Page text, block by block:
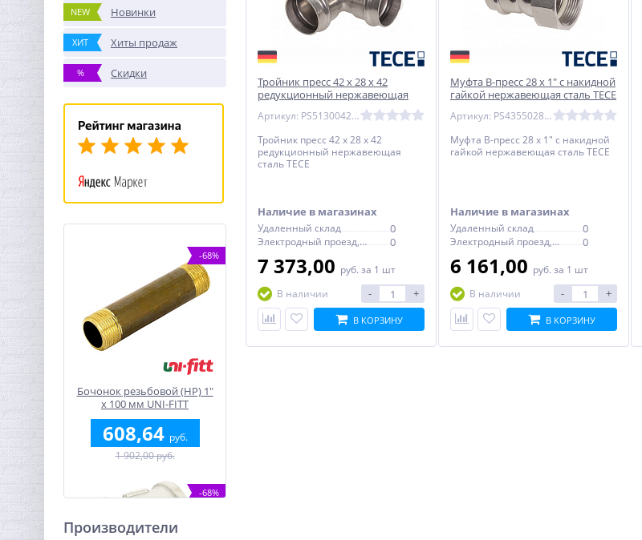
NEW Новинки
ХИТ Хиты продаж
% Скидки
-68%
Бочонок резьбовой (НР) 1"
x 100 мм UNI-FITT
608,64 руб.
1 902,00 руб.
-68%
Производители
Тройник пресс 42 х 28 х 42
редукционный нержавеющая
Артикул: PS51300422842
Тройник пресс 42 х 28 х 42
редукционный нержавеющая
сталь TECE
Наличие в магазинах
Удаленный склад 0
Электродный проезд, 6с1 0
7 373,00 руб. за 1 шт
В наличии
- +
В КОРЗИНУ
Муфта В-пресс 28 x 1" с накидной
гайкой нержавеющая сталь TECE
Артикул: PS43550280800
Муфта В-пресс 28 x 1" с накидной
гайкой нержавеющая сталь TECE
Наличие в магазинах
Удаленный склад 0
Электродный проезд, 6с1 0
6 161,00 руб. за 1 шт
В наличии
- +
В КОРЗИНУ